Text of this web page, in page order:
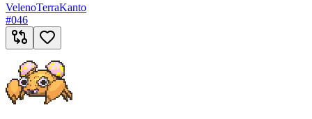
VelenoTerraKanto
#046